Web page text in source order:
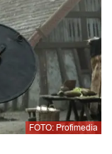
FOTO: Profimedia